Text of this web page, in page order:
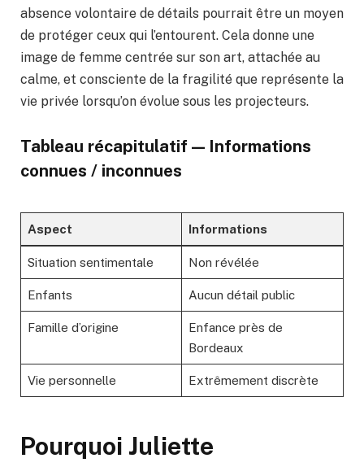
absence volontaire de détails pourrait être un moyen
de protéger ceux qui l’entourent. Cela donne une
image de femme centrée sur son art, attachée au
calme, et consciente de la fragilité que représente la
vie privée lorsqu’on évolue sous les projecteurs.
Tableau récapitulatif — Informations
connues / inconnues
Aspect Informations
Situation sentimentale Non révélée
Enfants Aucun détail public
Famille d’origine
Enfance près de
Bordeaux
Vie personnelle Extrêmement discrète
Pourquoi Juliette